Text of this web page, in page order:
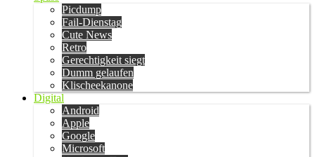
Picdump
Fail-Dienstag
Cute News
Retro
Gerechtigkeit siegt
Dumm gelaufen
Klischeekanone
Digital
Android
Apple
Google
Microsoft